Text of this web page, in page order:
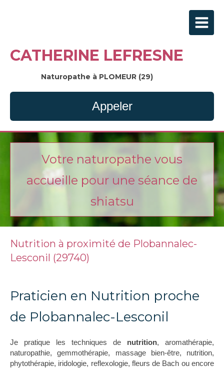
CATHERINE LEFRESNE
Naturopathe à PLOMEUR (29)
Appeler
Votre naturopathe vous
accueille pour une séance de
shiatsu
Nutrition à proximité de Plobannalec-
Lesconil (29740)
Praticien en Nutrition proche
de Plobannalec-Lesconil
Je pratique les techniques de nutrition, aromathérapie,
naturopathie, gemmothérapie, massage bien-être, nutrition,
phytothérapie, iridologie, reflexologie, fleurs de Bach ou encore